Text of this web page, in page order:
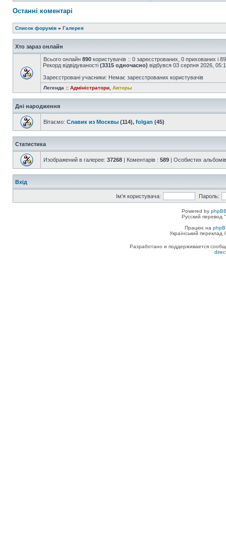
Останні коментарі
Список форумів » Галерея
Хто зараз онлайн
Всього онлайн 890 користувачів :: 0 зареєстрованих, 0 прихованих і
Рекорд відвідуваності (3315 одночасно) відбувся 03 серпня 2026,
Зареєстровані учасники: Немає зареєстрованих користувачів
Легенда :: Адміністратори Авторы
Дні народження
Вітаємо: Славик из Москвы (114), folgan (45)
Статистика
Изображений в галерее: 37268 | Коментарів : 589 | Особистих
Вхід
Ім'я користувача: Пароль:
Powered by
Русский перевод
Працює на
Український
Разработано и поддерживается